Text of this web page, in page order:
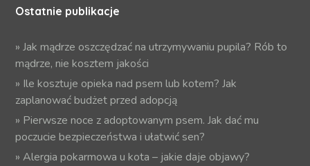
Ostatnie publikacje
»Jak mądrze oszczędzać na utrzymywaniu pupila? Rób to
mądrze, nie kosztem jakości
» Ile kosztuje opieka nad psem lub kotem? Jak
zaplanować budżet przed adopcją
» Pierwsze noce z adoptowanym psem. Jak dać mu
poczucie bezpieczeństwa i ułatwić sen?
»Alergia pokarmowa u kota – jakie daje objawy?